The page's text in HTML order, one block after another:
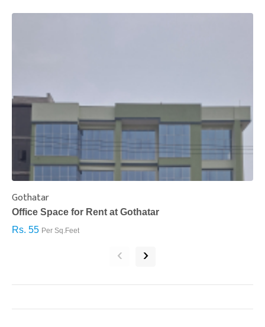
Gothatar
Office Space for Rent at Gothatar
Rs. 55 Per Sq.Feet
‹ ›